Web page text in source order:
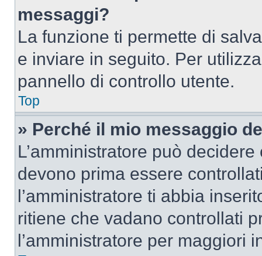
messaggi?
La funzione ti permette di
e inviare in seguito. Per
pannello di controllo utente.
Top
» Perché il mio messaggio
L’amministratore può
devono prima essere
l’amministratore ti abbia
ritiene che vadano controllati
l’amministratore per maggiori